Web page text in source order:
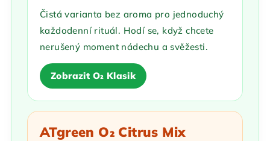
Čistá varianta bez aroma pro jednoduchý
každodenní rituál. Hodí se, když chcete
nerušený moment nádechu a svěžesti.
Zobrazit O₂ Klasik
ATgreen O₂ Citrus Mix